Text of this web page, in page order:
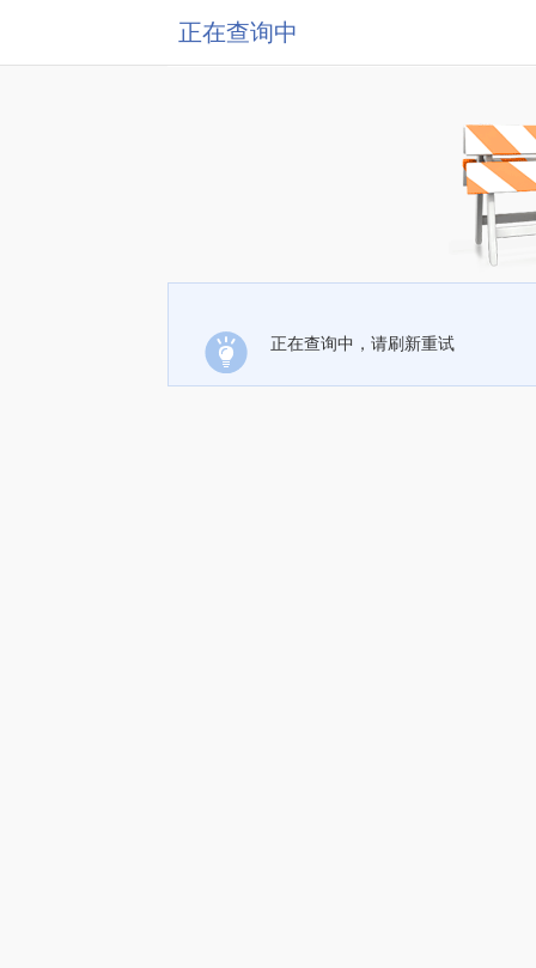
正在查询中
正在查询中，请刷新重试